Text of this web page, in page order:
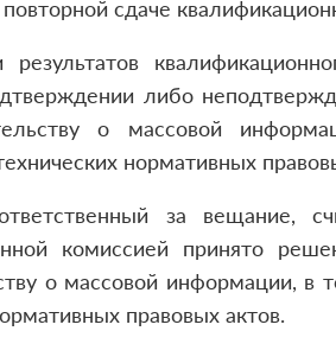
повторной сдаче
либо
о массовой
нормативных
за вещание,
комиссией принято
о массовой информации,
правовых актов.